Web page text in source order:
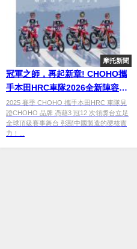
摩托新聞
冠軍之師，再起新章! CHOHO攜
手本田HRC車隊2026全新陣容共
鑄新傳奇!
2025 賽季 CHOHO 攜手本田HRC 車隊見
證CHOHO 品牌 憑藉3 冠12 次領獎台立足
全球頂級賽事舞台 彰顯中國製造的硬核實
力！...